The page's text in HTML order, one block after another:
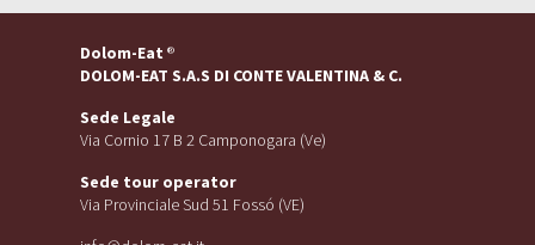
Dolom-Eat ®
DOLOM-EAT S.A.S DI CONTE VALENTINA & C.
Sede Legale
Via Cornio 17 B 2 Camponogara (Ve)
Sede tour operator
Via Provinciale Sud 51 Fossó (VE)